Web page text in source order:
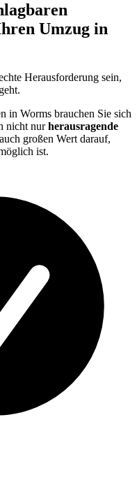
Umzug in
Herausforderung sein,
in Worms brauchen Sie sich
nicht nurherausragende
großen Wert darauf,
ist.